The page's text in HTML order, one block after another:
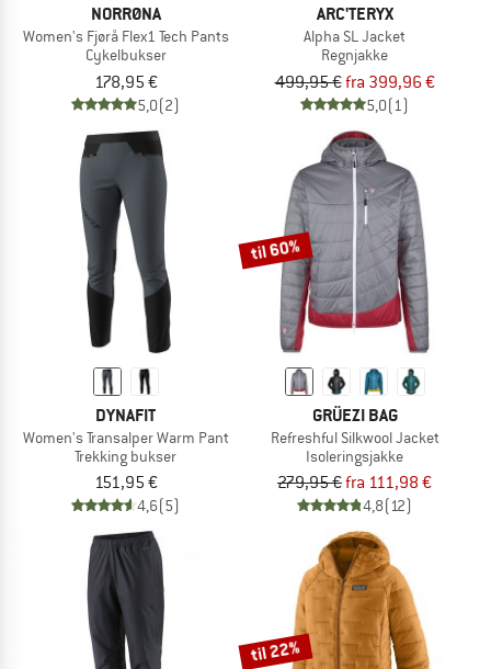
NORRØNA
Women's Fjørå Flex1 Tech Pants
Cykelbukser
178,95 €
5,0(2)
ARC'TERYX
Alpha SL Jacket
Regnjakke
499,95 €fra 399,96 €
5,0(1)
DYNAFIT
Women's Transalper Warm Pant
Trekking bukser
151,95 €
4,6(5)
til 60%
GRÜEZI BAG
Refreshful Silkwool Jacket
Isoleringsjakke
279,95 €fra 111,98 €
4,8(12)
til 22%